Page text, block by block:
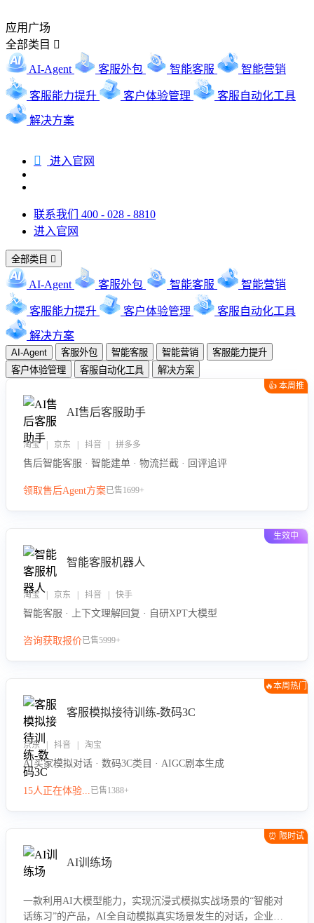
应用广场
全部类目 
AI-Agent 客服外包 智能客服 智能营销
客服能力提升 客户体验管理 客服自动化工具
解决方案
 进入官网
联系我们 400 - 028 - 8810
进入官网
全部类目 
AI-Agent 客服外包 智能客服 智能营销
客服能力提升 客户体验管理 客服自动化工具
解决方案
AI-Agent 客服外包 智能客服 智能营销
客服能力提升
客户体验管理
客服自动化工具 解决方案
👍 本周推
AI售后客服助手
淘宝 | 京东 | 抖音 | 拼多多
售后智能客服 · 智能建单 · 物流拦截 · 回评追评
领取售后Agent方案已售1699+
生效中
智能客服机器人
淘宝 | 京东 | 抖音 | 快手
智能客服 · 上下文理解回复 · 自研XPT大模型
咨询获取报价已售5999+
🔥本周热门
客服模拟接待训练-数码3C
京东 | 抖音 | 淘宝
AI买家模拟对话 · 数码3C类目 · AIGC剧本生成
15人正在体验...已售1388+
⏰ 限时试
AI训练场
一款利用AI大模型能力，实现沉浸式模拟实战场景的“智能对
话练习”的产品，AI全自动模拟真实场景发生的对话，企业可